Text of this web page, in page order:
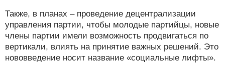
Также, в планах – проведение децентрализации
управления партии, чтобы молодые партийцы, новые
члены партии имели возможность продвигаться по
вертикали, влиять на принятие важных решений. Это
нововведение носит название «социальные лифты».